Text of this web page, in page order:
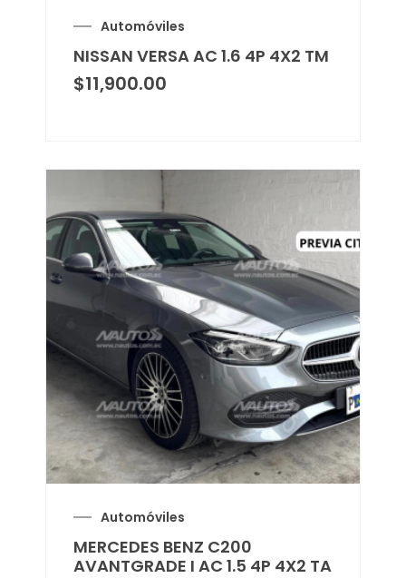
Automóviles
NISSAN VERSA AC 1.6 4P 4X2 TM
$11,900.00
Automóviles
MERCEDES BENZ C200
AVANTGRADE I AC 1.5 4P 4X2 TA